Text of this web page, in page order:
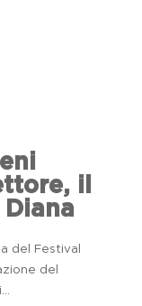
il
del Festival
del